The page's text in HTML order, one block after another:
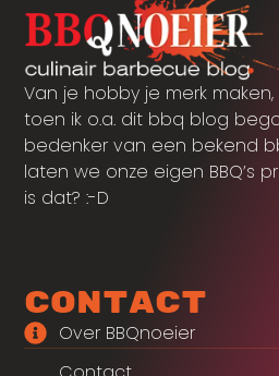
Van je hobby je merk
toen ik o.a. dit bbq blog
bedenker van een bekend
laten we onze eigen BBQ’s
is dat? :-D
Contact
Over BBQnoeier